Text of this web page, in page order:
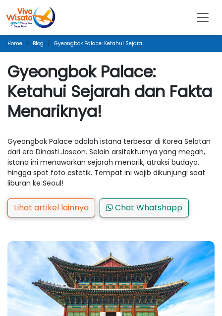
Home Blog Gyeongbok Palace: Ketahui Sejarah Dan Fakta Menariknya!
Gyeongbok Palace:
Ketahui Sejarah dan Fakta
Menariknya!
Gyeongbok Palace adalah istana terbesar di Korea Selatan
dari era Dinasti Joseon. Selain arsitekturnya yang megah,
istana ini menawarkan sejarah menarik, atraksi budaya,
hingga spot foto estetik. Tempat ini wajib dikunjungi saat
liburan ke Seoul!
Lihat artikel lainnya Chat Whatshapp